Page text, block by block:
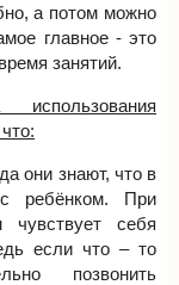
а потом можно
главное - это
занятий.
они знают, что в
ребёнком. При
себя
если что – то
позвонить